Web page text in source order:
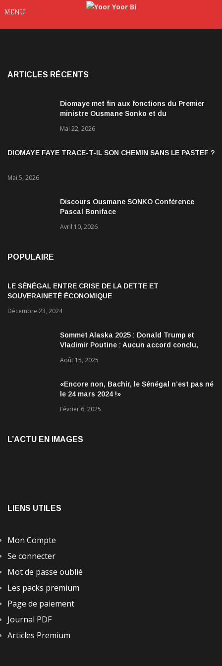
ARTICLES RÉCENTS
Diomaye met fin aux fonctions du Premier
ministre Ousmane Sonko et du
Mai 22, 2026
DIOMAYE FAYE TRACE-T-IL SON CHEMIN SANS LE PASTEF ?
Mai 5, 2026
Discours Ousmane SONKO Conférence
Pascal Boniface
Avril 10, 2026
POPULAIRE
LE SÉNÉGAL ENTRE CRISE DE LA DETTE ET
SOUVERAINETÉ ÉCONOMIQUE
Décembre 23, 2024
Sommet Alaska 2025 : Donald Trump et
Vladimir Poutine : Aucun accord conclu,
encourageantes
Août 15, 2025
«Encore non, Bachir, le Sénégal n’est pas né
le 24 mars 2024 !»
Février 6, 2025
L’ACTU EN IMAGES
LIENS UTILES
Mon Compte
Se connecter
Mot de passe oublié
Les packs premium
Page de paiement
Journal PDF
Articles Premium
MENU